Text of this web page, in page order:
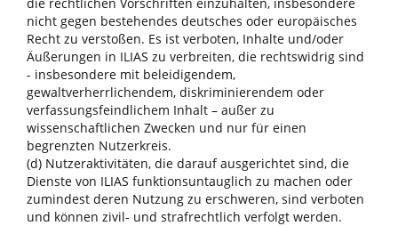
nicht gegen bestehendes deutsches oder europäisches
Recht zu verstoßen. Es ist verboten, Inhalte und/oder
Äußerungen in ILIAS zu verbreiten, die rechtswidrig sind
- insbesondere mit beleidigendem,
gewaltverherrlichendem, diskriminierendem oder
verfassungsfeindlichem Inhalt – außer zu
wissenschaftlichen Zwecken und nur für einen
begrenzten Nutzerkreis.
(d) Nutzeraktivitäten, die darauf ausgerichtet sind, die
Dienste von ILIAS funktionsuntauglich zu machen oder
zumindest deren Nutzung zu erschweren, sind verboten
und können zivil- und strafrechtlich verfolgt werden.